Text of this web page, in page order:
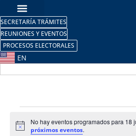
SECRETARÍA TRÁMITES
REUNIONES Y EVENTOS
PROCESOS ELECTORALES
EN
Aviso
No hay eventos programados para 18
próximos eventos.